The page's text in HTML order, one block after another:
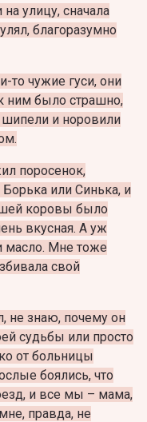
улицу, сначала
благоразумно
то чужие гуси, они
ним было страшно,
и норовили
поросенок,
или Синька, и
коровы было
вкусная. А уж
масло. Мне тоже
свой
не знаю, почему он
судьбы или просто
от больницы
боялись, что
и все мы – мама,
правда, не